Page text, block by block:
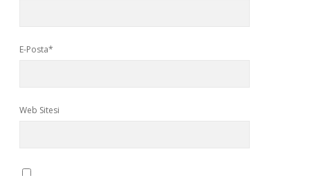
E-Posta*
Web Sitesi